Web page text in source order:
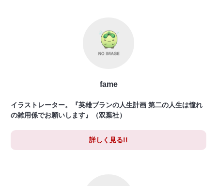
fame
イラストレーター。『英雄ブランの人生計画 第二の人生は憧れ
の雑用係でお願いします』（双葉社）
詳しく見る!!